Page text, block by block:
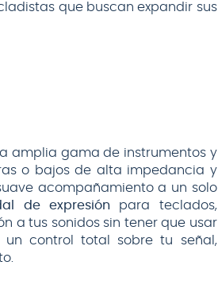
que buscan expandir sus
amplia gama de instrumentos y
o bajos de alta impedancia y
acompañamiento a un solo
de expresión para teclados,
a tus sonidos sin tener que usar
control total sobre tu señal,